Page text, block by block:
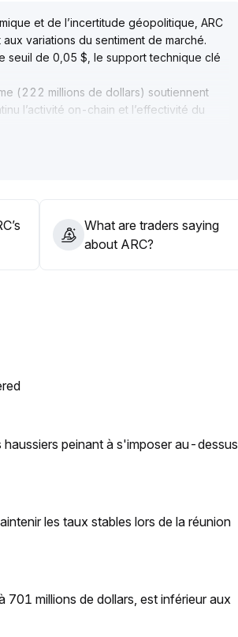
et de l’incertitude géopolitique, ARC
variations du sentiment de marché.
seuil de 0,05 $, le support technique clé
(222 millions de dollars) soutiennent
l’activité on-chain et l’effectivité du
à contre-courant, surveiller la tenue
et n’entrer progressivement
What are traders saying
about ARC?
peinant à s'imposer au-dessus
les taux stables lors de la réunion
701 millions de dollars, est inférieur aux